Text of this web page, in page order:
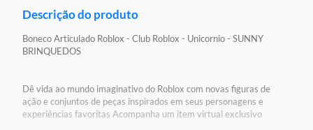
Descrição do produto
Boneco Articulado Roblox - Club Roblox - Unicornio - SUNNY
BRINQUEDOS
Dê vida ao mundo imaginativo do Roblox com novas figuras de
ação e conjuntos de peças inspirados em seus personagens e
experiências favoritas Acompanha um item virtual exclusivo